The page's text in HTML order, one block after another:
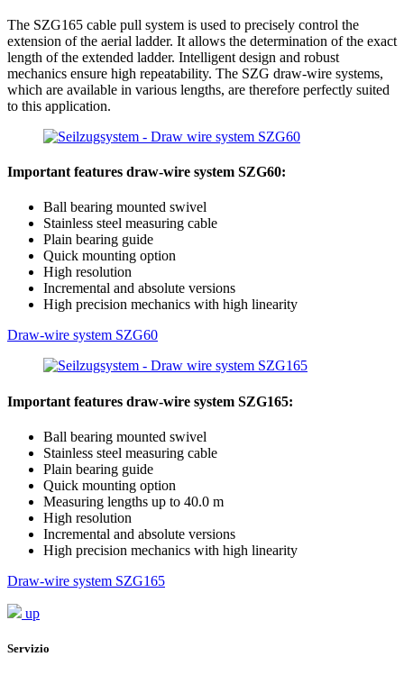
The SZG165 cable pull system is used to precisely control the
extension of the aerial ladder. It allows the determination of the exact
length of the extended ladder. Intelligent design and robust
mechanics ensure high repeatability. The SZG draw-wire systems,
which are available in various lengths, are therefore perfectly suited
to this application.
Important features draw-wire system SZG60:
Ball bearing mounted swivel
Stainless steel measuring cable
Plain bearing guide
Quick mounting option
High resolution
Incremental and absolute versions
High precision mechanics with high linearity
Draw-wire system SZG60
Important features draw-wire system SZG165:
Ball bearing mounted swivel
Stainless steel measuring cable
Plain bearing guide
Quick mounting option
Measuring lengths up to 40.0 m
High resolution
Incremental and absolute versions
High precision mechanics with high linearity
Draw-wire system SZG165
up
Servizio